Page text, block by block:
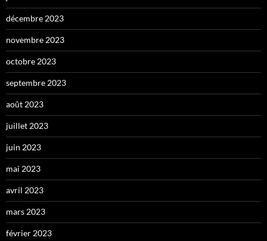
décembre 2023
novembre 2023
octobre 2023
septembre 2023
août 2023
juillet 2023
juin 2023
mai 2023
avril 2023
mars 2023
février 2023